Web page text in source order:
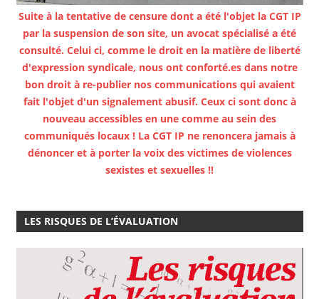
Suite à la tentative de censure dont a été l'objet la CGT IP
par la suspension de son site, un avocat spécialisé a été
consulté. Celui ci, comme le droit en la matière de liberté
d'expression syndicale, nous ont conforté.es dans notre
bon droit à re-publier nos communications qui avaient
fait l'objet d'un signalement abusif. Ceux ci sont donc à
nouveau accessibles en une comme au sein des
communiqués locaux ! La CGT IP ne renoncera jamais à
dénoncer et à porter la voix des victimes de violences
sexistes et sexuelles !!
LES RISQUES DE L’ÉVALUATION